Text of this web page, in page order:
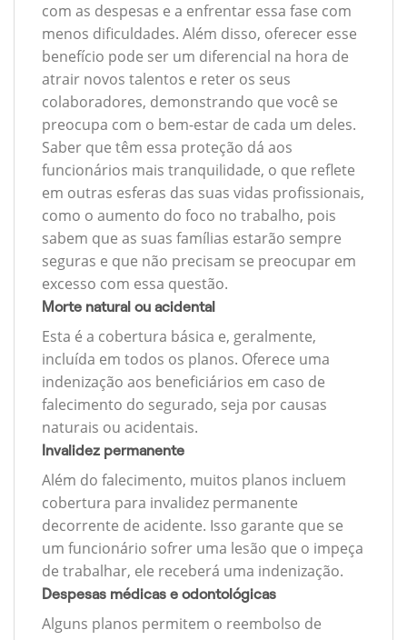
com as despesas e a enfrentar essa fase com
menos dificuldades. Além disso, oferecer esse
benefício pode ser um diferencial na hora de
atrair novos talentos e reter os seus
colaboradores, demonstrando que você se
preocupa com o bem-estar de cada um deles.
Saber que têm essa proteção dá aos
funcionários mais tranquilidade, o que reflete
em outras esferas das suas vidas profissionais,
como o aumento do foco no trabalho, pois
sabem que as suas famílias estarão sempre
seguras e que não precisam se preocupar em
excesso com essa questão.
Morte natural ou acidental
Esta é a cobertura básica e, geralmente,
incluída em todos os planos. Oferece uma
indenização aos beneficiários em caso de
falecimento do segurado, seja por causas
naturais ou acidentais.
Invalidez permanente
Além do falecimento, muitos planos incluem
cobertura para invalidez permanente
decorrente de acidente. Isso garante que se
um funcionário sofrer uma lesão que o impeça
de trabalhar, ele receberá uma indenização.
Despesas médicas e odontológicas
Alguns planos permitem o reembolso de